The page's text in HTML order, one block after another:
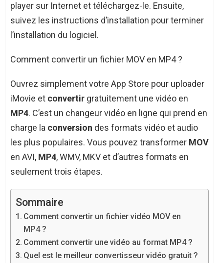
player sur Internet et téléchargez-le. Ensuite,
suivez les instructions d’installation pour terminer
l’installation du logiciel.
Comment convertir un fichier MOV en MP4 ?
Ouvrez simplement votre App Store pour uploader
iMovie et convertir gratuitement une vidéo en
MP4. C’est un changeur vidéo en ligne qui prend en
charge la conversion des formats vidéo et audio
les plus populaires. Vous pouvez transformer MOV
en AVI, MP4, WMV, MKV et d’autres formats en
seulement trois étapes.
Sommaire
Comment convertir un fichier vidéo MOV en
MP4 ?
Comment convertir une vidéo au format MP4 ?
Quel est le meilleur convertisseur vidéo gratuit ?